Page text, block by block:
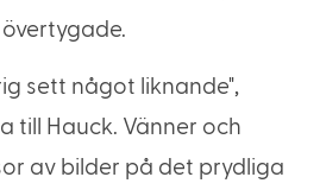
sett något liknande",
till Hauck. Vänner och
av bilder på det prydliga